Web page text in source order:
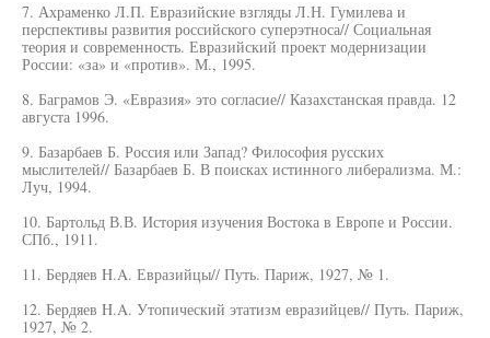
7. Ахраменко Л.П. Евразийские взгляды Л.Н. Гумилева и
перспективы развития российского суперэтноса// Социальная
теория и современность. Евразийский проект модернизации
России: «за» и «против». М., 1995.
8. Баграмов Э. «Евразия» это согласие// Казахстанская правда. 12
августа 1996.
9. Базарбаев Б. Россия или Запад? Философия русских
мыслителей// Базарбаев Б. В поисках истинного либерализма. М.:
Луч, 1994.
10. Бартольд В.В. История изучения Востока в Европе и России.
СПб., 1911.
11. Бердяев H.A. Евразийцы// Путь. Париж, 1927, № 1.
12. Бердяев H.A. Утопический этатизм евразийцев// Путь. Париж,
1927, № 2.